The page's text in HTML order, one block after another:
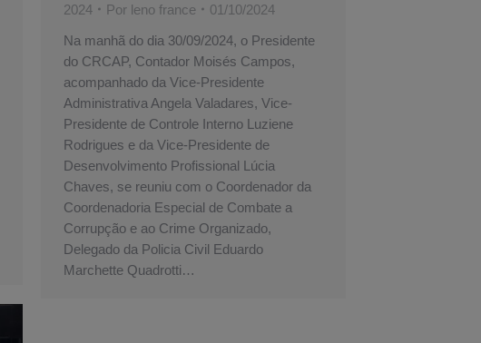
2024 Por leno france
01/10/2024
Na manhã do dia 30/09/2024, o Presidente
do CRCAP, Contador Moisés Campos,
acompanhado da Vice-Presidente
Administrativa Angela Valadares, Vice-
Presidente de Controle Interno Luziene
Rodrigues e da Vice-Presidente de
Desenvolvimento Profissional Lúcia
Chaves, se reuniu com o Coordenador da
Coordenadoria Especial de Combate a
Corrupção e ao Crime Organizado,
Delegado da Policia Civil Eduardo
Marchette Quadrotti…